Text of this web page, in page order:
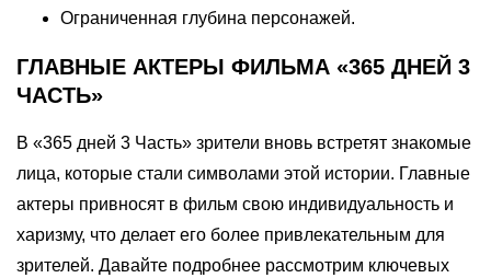
Ограниченная глубина персонажей.
ГЛАВНЫЕ АКТЕРЫ ФИЛЬМА «365 ДНЕЙ 3
ЧАСТЬ»
В «365 дней 3 Часть» зрители вновь встретят знакомые
лица, которые стали символами этой истории. Главные
актеры привносят в фильм свою индивидуальность и
харизму, что делает его более привлекательным для
зрителей. Давайте подробнее рассмотрим ключевых